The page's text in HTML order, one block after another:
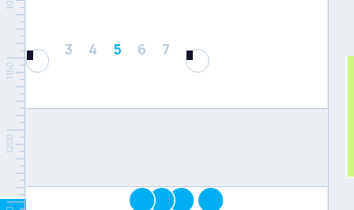
PREV 3 4 5 6 7 NEXT